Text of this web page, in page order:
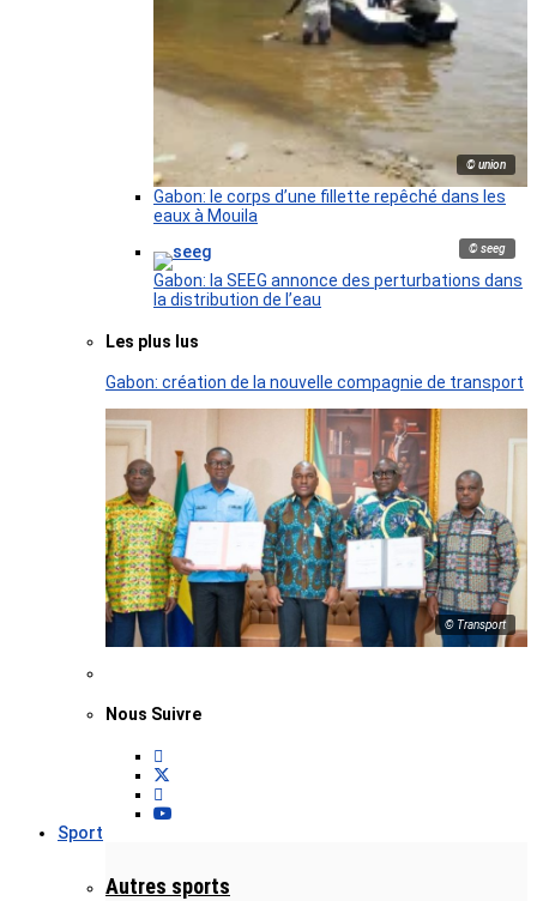
© union
Gabon: le corps d’une fillette repêché dans les
eaux à Mouila
© seeg
Gabon: la SEEG annonce des perturbations dans
la distribution de l’eau
Les plus lus
Gabon: création de la nouvelle compagnie de transport
© Transport
Nous Suivre
Sport
Autres sports